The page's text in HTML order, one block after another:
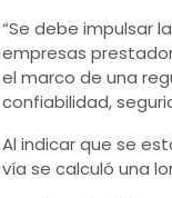
“Se debe impulsar
empresas
el marco de una
confiabilidad,
Al indicar que se
vía se calculó una